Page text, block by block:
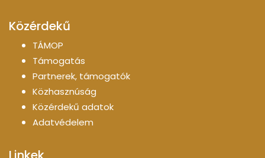
Közérdekű
TÁMOP
Támogatás
Partnerek, támogatók
Közhasznúság
Közérdekű adatok
Adatvédelem